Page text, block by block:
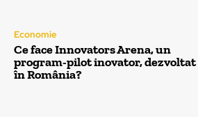
Economie
Ce face Innovators Arena, un
program-pilot inovator, dezvoltat
în România?